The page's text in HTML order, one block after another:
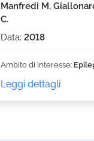
Manfredi M,
C.
Data: 2018
Ambito di interesse:
Leggi dettagli